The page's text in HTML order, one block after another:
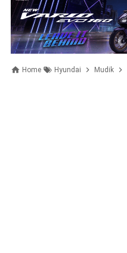
Home Hyundai Mudik